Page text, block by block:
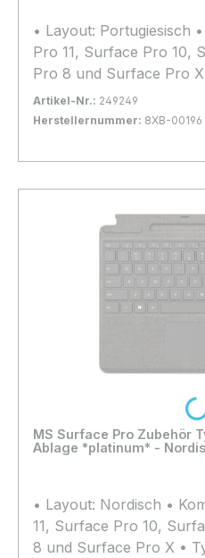
• Layout: Portugiesisch
Pro 11, Surface Pro 10,
Pro 8 und Surface Pro
Schutzhülle
Artikel-Nr.: 249249
Herstellernummer: 8XB-00196
In den Warenkorb
MS Surface Pro Zubehör
Ablage *platinum* -
• Layout: Nordisch •
11, Surface Pro 10,
8 und Surface Pro X •